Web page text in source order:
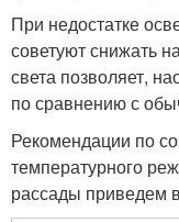
При недостатке
советуют снижать
света позволяет,
по сравнению с
Рекомендации по
температурного
рассады приведем